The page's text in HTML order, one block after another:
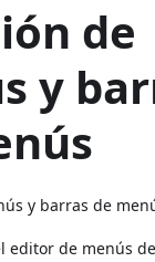
de
y
y barras de
editor de menús